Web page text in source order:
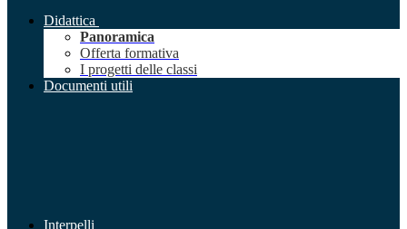
Didattica
Panoramica
Offerta formativa
I progetti delle classi
Documenti utili
Interpelli